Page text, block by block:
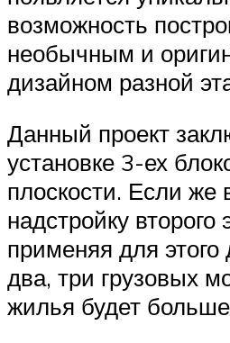
возможность
необычным и
дизайном разной
Данный проект
установке 3-ех
плоскости. Если же
надстройку второго
применяя для этого
два, три грузовых
жилья будет